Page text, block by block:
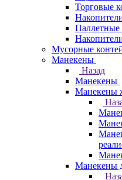
Торговые
Паллетные
Мусорные
Манекены
Назад
Манекены
Манекены
Манекены